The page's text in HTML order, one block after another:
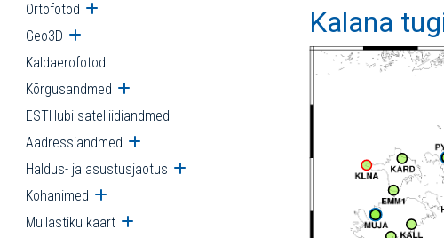
Ortofotod Ava alammenüü
Geo3D Ava alammenüü
Kaldaerofotod
Kõrgusandmed Ava alammenüü
ESTHubi satelliidiandmed
Aadressiandmed Ava alammenüü
Haldus- ja asustusjaotus Ava alammenüü
Kohanimed Ava alammenüü
Mullastiku kaart Ava alammenüü
Kalana